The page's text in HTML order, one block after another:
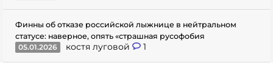
Финны об отказе российской лыжнице в нейтральном
статусе: наверное, опять «страшная русофобия
05.01.2026
костя луговой 1